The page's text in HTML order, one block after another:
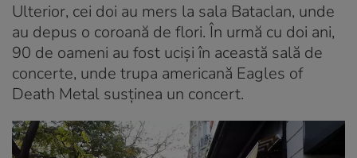
Ulterior, cei doi au mers la sala Bataclan, unde
au depus o coroană de flori. În urmă cu doi ani,
90 de oameni au fost uciși în această sală de
concerte, unde trupa americană Eagles of
Death Metal susținea un concert.